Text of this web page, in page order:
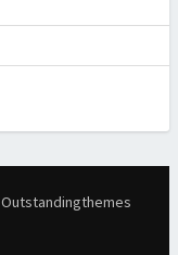
Outstandingthemes